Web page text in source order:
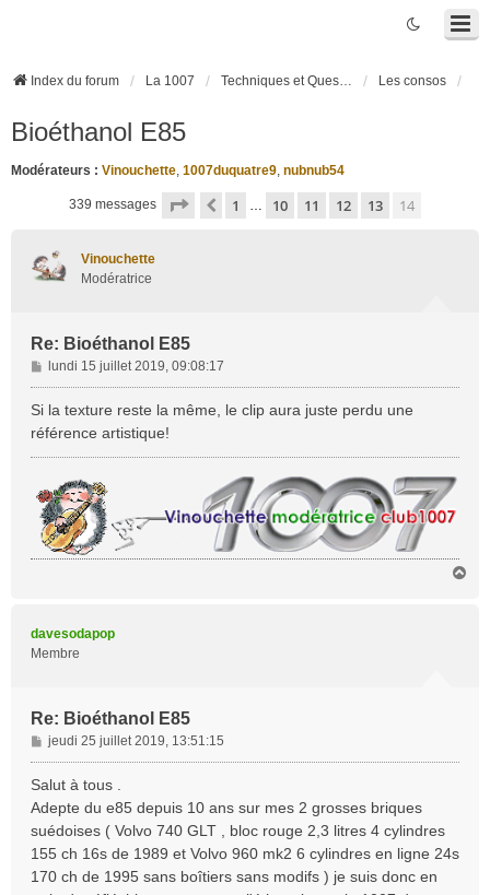
Index du forum La 1007 Techniques et Questions Les consos
Bioéthanol E85
Modérateurs : Vinouchette, 1007duquatre9, nubnub54
339 messages Page 14 sur 14
Précédente
1 … 10 11 12 13 14
Vinouchette
Modératrice
Re: Bioéthanol E85
M
e
s
s
lundi 15 juillet 2019, 09:08:17
Si la texture reste la même, le clip aura juste perdu une
référence artistique!
davesodapop
Membre
Re: Bioéthanol E85
M
e
s
s
g
e
jeudi 25 juillet 2019, 13:51:15
Salut à tous .
Adepte du e85 depuis 10 ans sur mes 2 grosses briques
suédoises ( Volvo 740 GLT , bloc rouge 2,3 litres 4 cylindres
155 ch 16s de 1989 et Volvo 960 mk2 6 cylindres en ligne 24s
170 ch de 1995 sans boîtiers sans modifs ) je suis donc en